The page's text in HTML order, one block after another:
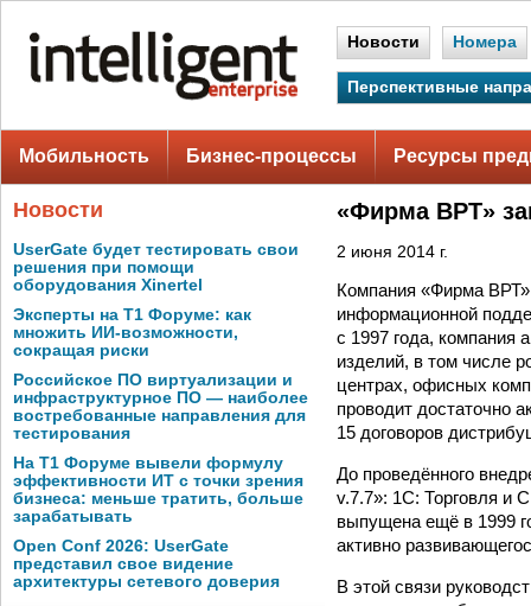
Новости Номера
Перспективные
Мобильность Бизнес-процессы Ресурсы
Новости
UserGate будет тестировать свои
решения при помощи
оборудования Xinertel
Эксперты на Т1 Форуме: как
множить ИИ-возможности,
сокращая риски
Российское ПО виртуализации и
инфраструктурное ПО — наиболее
востребованные направления для
тестирования
На Т1 Форуме вывели формулу
эффективности ИТ с точки зрения
бизнеса: меньше тратить, больше
зарабатывать
Open Conf 2026: UserGate
представил свое видение
архитектуры сетевого доверия
«Фирма ВРТ»
2 июня 2014 г.
Компания «Фирма ВРТ»
информационной
с 1997 года, компания
изделий, в том числе
центрах, офисных
проводит достаточно
15 договоров
До проведённого
v.7.7»: 1C: Торговля и
выпущена ещё в 1999
активно
В этой связи